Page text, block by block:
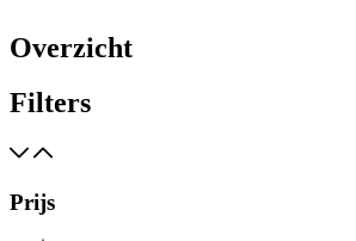
Overzicht
Filters
Prijs